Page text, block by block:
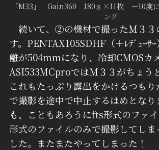
「M33」 Gain360 180ｓ×11枚 －10度
ング
続いて、②の機材で撮ったＭ３３
す。PENTAX105SDHF（＋ﾚﾃﾞｭｰｻ
離が504mmになり、冷却CMOSカ
ASI533MCproではＭ３３がちょう
これもたっぷり露出をかけるつも
で撮影を途中で中止するはめとな
も、こともあろうにfts形式のファ
形式のファイルのみで撮影してし
した。またまたやってしまった！